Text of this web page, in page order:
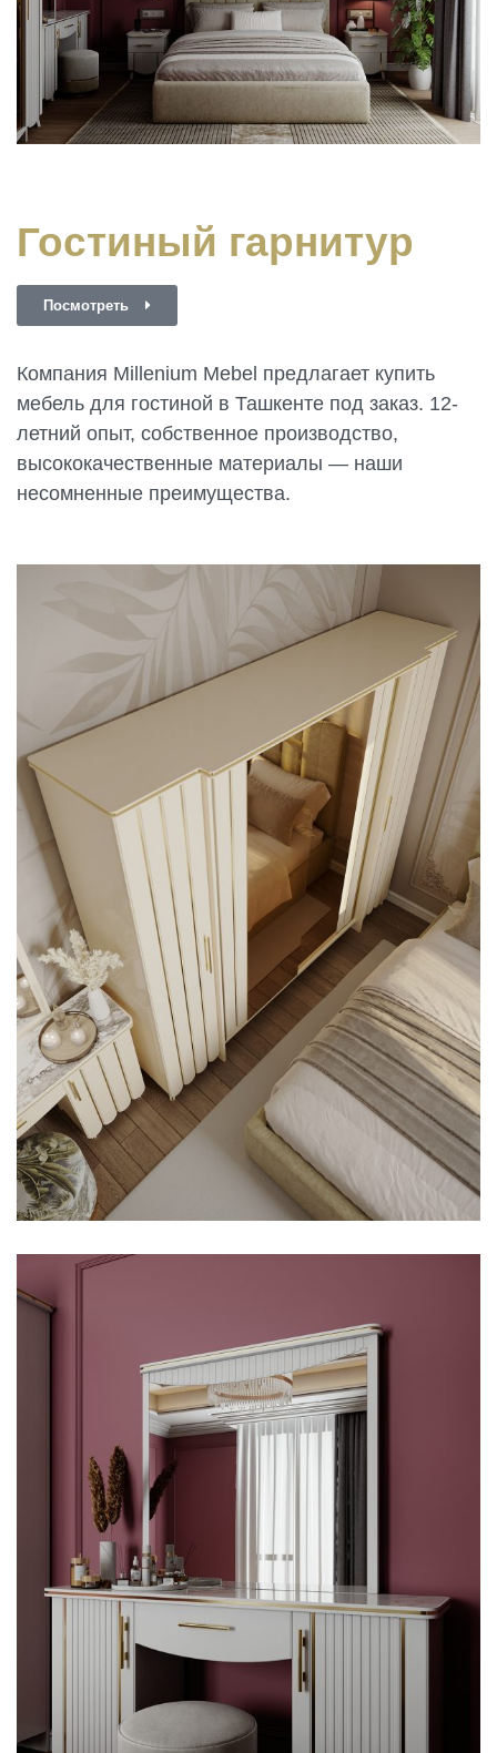
Гостиный гарнитур
Посмотреть
Компания Millenium Mebel предлагает купить
мебель для гостиной в Ташкенте под заказ. 12-
летний опыт, собственное производство,
высококачественные материалы — наши
несомненные преимущества.